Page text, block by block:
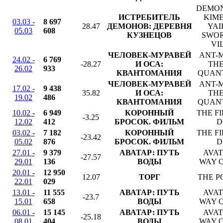
03.03 -
05.03
8 697
608
28.47
ИСТРЕБИТЕЛЬ
ДЕМОНОВ: ДЕРЕВНЯ
КУЗНЕЦОВ
24.02 -
26.02
6 769
933
-28.27
ЧЕЛОВЕК-МУРАВЕЙ
И ОСА:
КВАНТОМАНИЯ
ANT-
17.02 -
19.02
9 438
486
35.82
ЧЕЛОВЕК-МУРАВЕЙ
И ОСА:
КВАНТОМАНИЯ
ANT-
10.02 -
12.02
6 949
412
-3.25
КОРОННЫЙ
БРОСОК. ФИЛЬМ
THE
03.02 -
05.02
7 182
876
-23.42
КОРОННЫЙ
БРОСОК. ФИЛЬМ
THE
27.01 -
29.01
9 379
136
-27.57
АВАТАР: ПУТЬ
ВОДЫ
WAY
20.01 -
22.01
12 950
029
12.07 ТОРГ
THE
13.01 -
15.01
11 555
658
-23.7
АВАТАР: ПУТЬ
ВОДЫ
WAY
06.01 -
15 145
-25.18
АВАТАР: ПУТЬ